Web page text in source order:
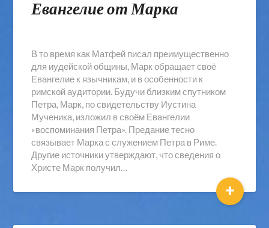
Евангелие от Марка
В то время как Матфей писал преимущественно
для иудейской общины, Марк обращает своё
Евангелие к язычникам, и в особенности к
римской аудитории. Будучи близким спутником
Петра, Марк, по свидетельству Иустина
Мученика, изложил в своём Евангелии
«воспоминания Петра». Предание тесно
связывает Марка с служением Петра в Риме.
Другие источники утверждают, что сведения о
Христе Марк получил…
+